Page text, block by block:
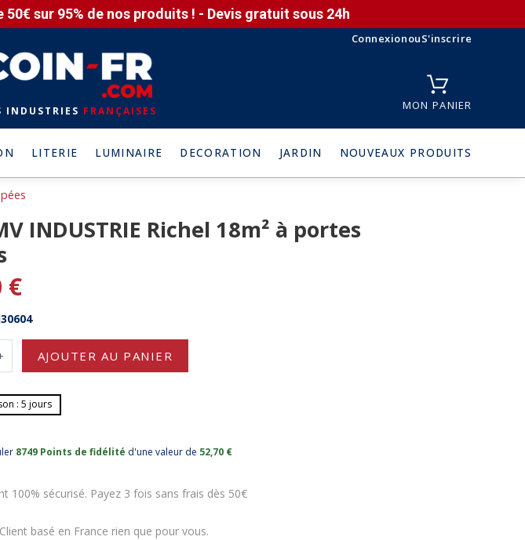
sur 95% de nos produits ! - Devis gratuit sous 24h
ConnexionouS'inscrire
INDUSTRIES FRANÇAISES MON PANIER
LITERIE LUMINAIRE DECORATION JARDIN NOUVEAUX PRODUITS
INDUSTRIE Richel 18m² à portes
€
AJOUTER AU PANIER
: 5 jours
8749 Points de fidélité d'une valeur de 52,70 €
100% sécurisé. Payez 3 fois sans frais dès 50€
basé en France rien que pour vous.